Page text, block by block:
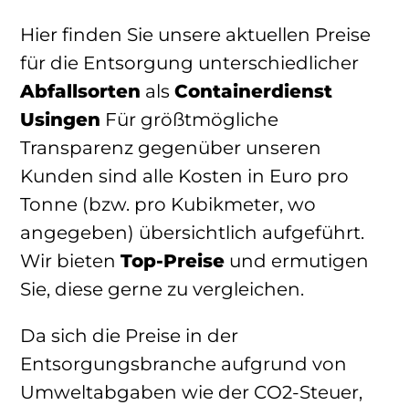
Hier finden Sie unsere aktuellen Preise
für die Entsorgung unterschiedlicher
Abfallsorten als Containerdienst
Usingen Für größtmögliche
Transparenz gegenüber unseren
Kunden sind alle Kosten in Euro pro
Tonne (bzw. pro Kubikmeter, wo
angegeben) übersichtlich aufgeführt.
Wir bieten Top-Preise und ermutigen
Sie, diese gerne zu vergleichen.
Da sich die Preise in der
Entsorgungsbranche aufgrund von
Umweltabgaben wie der CO2-Steuer,